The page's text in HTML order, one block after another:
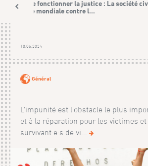
Faire fonctionner la justice : La société
lutte mondiale contre l...
18.06.2024
Général
L'impunité est l'obstacle le plus
et à la réparation pour les victimes et
survivant·e·s de vi...